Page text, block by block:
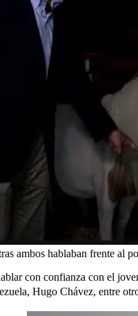
ambos hablaban frente al
con confianza con el
Hugo Chávez, entre